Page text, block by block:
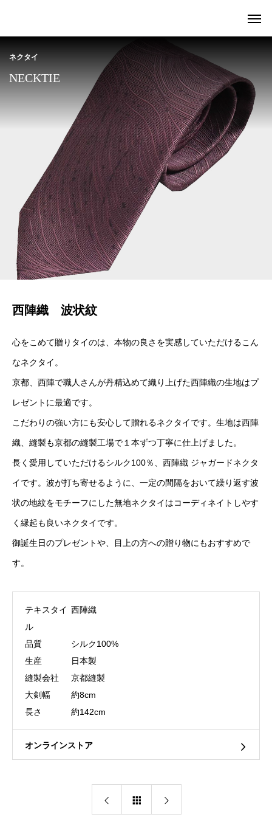
ネクタイ
NECKTIE
西陣織 波状紋
心をこめて贈りタイのは、本物の良さを実感していただけるこん
なネクタイ。
京都、西陣で職人さんが丹精込めて織り上げた西陣織の生地はプ
レゼントに最適です。
こだわりの強い方にも安心して贈れるネクタイです。生地は西陣
織、縫製も京都の縫製工場で１本ずつ丁寧に仕上げました。
長く愛用していただけるシルク100％、西陣織 ジャガードネクタ
イです。波が打ち寄せるように、一定の間隔をおいて繰り返す波
状の地紋をモチーフにした無地ネクタイはコーディネイトしやす
く縁起も良いネクタイです。
御誕生日のプレゼントや、目上の方への贈り物にもおすすめで
す。
テキスタイ
ル
西陣織
品質
シルク100%
生産
日本製
縫製会社
京都縫製
大剣幅
約8cm
長さ
約142cm
オンラインストア